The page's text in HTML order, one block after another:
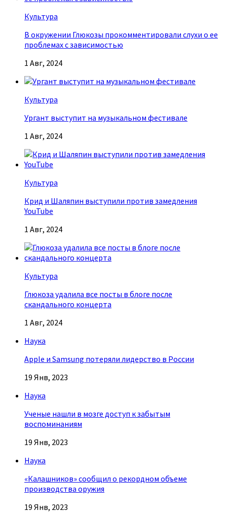
Культура
В окружении Глюкозы прокомментировали слухи о ее
проблемах с зависимостью
1 Авг, 2024
Культура
Ургант выступит на музыкальном фестивале
1 Авг, 2024
Культура
Крид и Шаляпин выступили против замедления
YouTube
1 Авг, 2024
Культура
Глюкоза удалила все посты в блоге после
скандального концерта
1 Авг, 2024
Наука
Apple и Samsung потеряли лидерство в России
19 Янв, 2023
Наука
Ученые нашли в мозге доступ к забытым
воспоминаниям
19 Янв, 2023
Наука
«Калашников» сообщил о рекордном объеме
производства оружия
19 Янв, 2023